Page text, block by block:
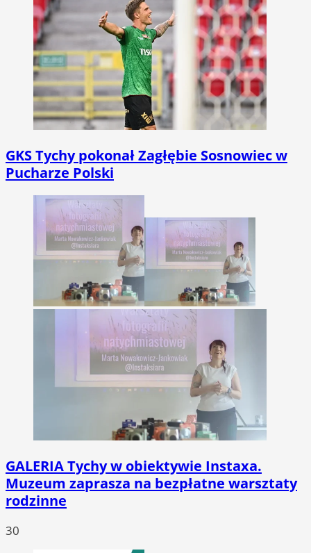
GKS Tychy pokonał Zagłębie Sosnowiec w
Pucharze Polski
GALERIATychy w obiektywie Instaxa.
Muzeum zaprasza na bezpłatne warsztaty
rodzinne
30